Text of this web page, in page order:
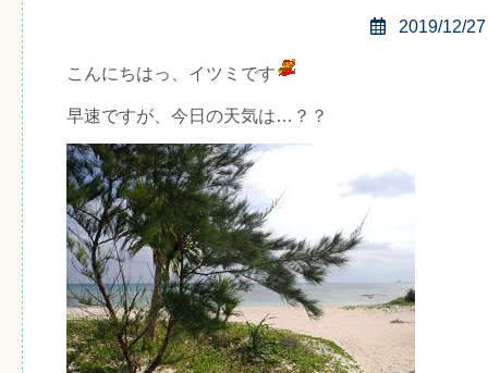
2019/12/27
こんにちはっ、イツミです
早速ですが、今日の天気は…？？